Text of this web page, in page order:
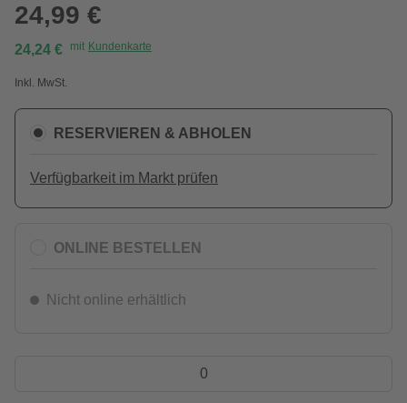
24,99 €
24,24 € mit Kundenkarte
Inkl. MwSt.
RESERVIEREN & ABHOLEN
Verfügbarkeit im Markt prüfen
ONLINE BESTELLEN
Nicht online erhältlich